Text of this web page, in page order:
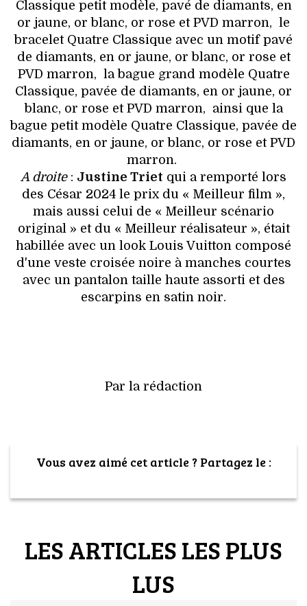
Classique petit modèle, pavé de diamants, en
or jaune, or blanc, or rose et PVD marron, le
bracelet Quatre Classique avec un motif pavé
de diamants, en or jaune, or blanc, or rose et
PVD marron, la bague grand modèle Quatre
Classique, pavée de diamants, en or jaune, or
blanc, or rose et PVD marron, ainsi que la
bague petit modèle Quatre Classique, pavée de
diamants, en or jaune, or blanc, or rose et PVD
marron.
A droite: Justine Triet qui a remporté lors
des César 2024 le prix du « Meilleur film »,
mais aussi celui de « Meilleur scénario
original » et du « Meilleur réalisateur », était
habillée avec un look Louis Vuitton composé
d'une veste croisée noire à manches courtes
avec un pantalon taille haute assorti et des
escarpins en satin noir.
Par la rédaction
Vous avez aimé cet article ? Partagez le :
LES ARTICLES LES PLUS
LUS